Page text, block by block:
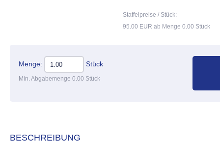
Staffelpreise / Stück:
95.00 EUR ab Menge 0.00 Stück
Menge: Stück
Min. Abgabemenge 0.00 Stück
BESCHREIBUNG